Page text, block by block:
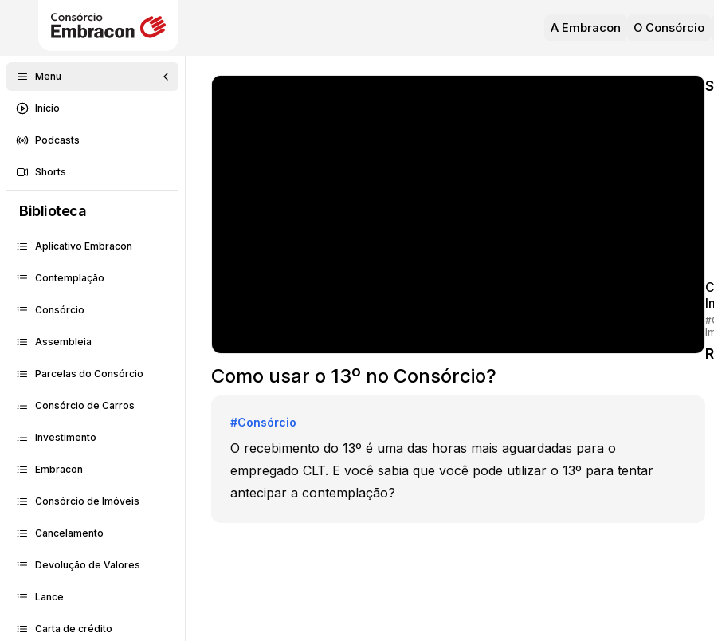
A Embracon O Consórcio
Menu
Início
Podcasts
Shorts
Biblioteca
Aplicativo Embracon
Contemplação
Consórcio
Assembleia
Parcelas do Consórcio
Consórcio de Carros
Investimento
Embracon
Consórcio de Imóveis
Cancelamento
Devolução de Valores
Lance
Carta de crédito
Como usar o 13º no Consórcio?
#Consórcio
O recebimento do 13º é uma das horas mais aguardadas para o
empregado CLT. E você sabia que você pode utilizar o 13º para tentar
antecipar a contemplação?